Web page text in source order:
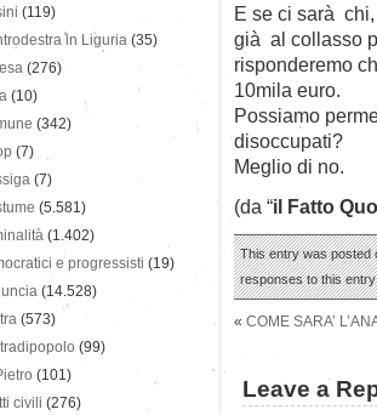
E se ci sarà
già al collasso
risponderemo
10mila euro.
Possiamo
disoccupati?
Meglio di no.
(da “il Fatto
This entry was posted
responses to this
« COME SARA’
Leave a
(119)
in Liguria (35)
(276)
(10)
(342)
(7)
(7)
(5.581)
(1.402)
e progressisti (19)
(14.528)
(573)
(99)
(101)
civili (276)